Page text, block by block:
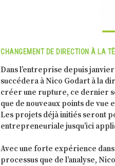
CHANGEMENT DE DIRECTION À LA
Dans l’entreprise depuis
succédera à Nico Godart à la
créer une rupture, ce dernier
que de nouveaux points de vue
Les projets déjà initiés seront
entrepreneuriale jusqu’ici
Avec une forte expérience
processus que de l’analyse,